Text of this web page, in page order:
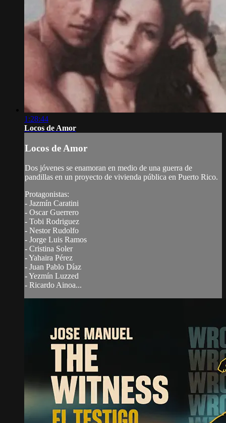
1:28:44
Locos de Amor
Locos de Amor
Dos jóvenes se enamoran en medio de una guerra de
pandillas en un proyecto de vivienda pública en Puerto Rico.
Protagonistas:
- Jazmín Caratini
- Oscar Guerrero
- Tobi Rodriguez
- Nestor Rudolfo
- Jorge Luis Ramos
- Cristina Soler
- Yahaira Pérez
- Juan Pablo Díaz
- Yezmín Luzzed
- Ricardo Ainoa...